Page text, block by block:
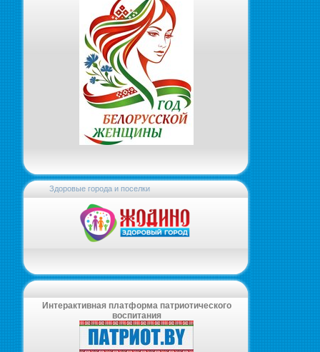
Здоровые города и поселки
Интерактивная платформа патриотического
воспитания